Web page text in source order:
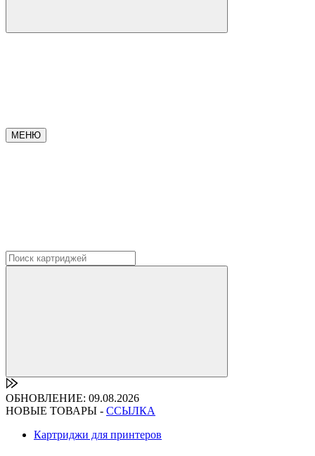
МЕНЮ
ОБНОВЛЕНИЕ: 09.08.2026
НОВЫЕ ТОВАРЫ - ССЫЛКА
Картриджи для принтеров